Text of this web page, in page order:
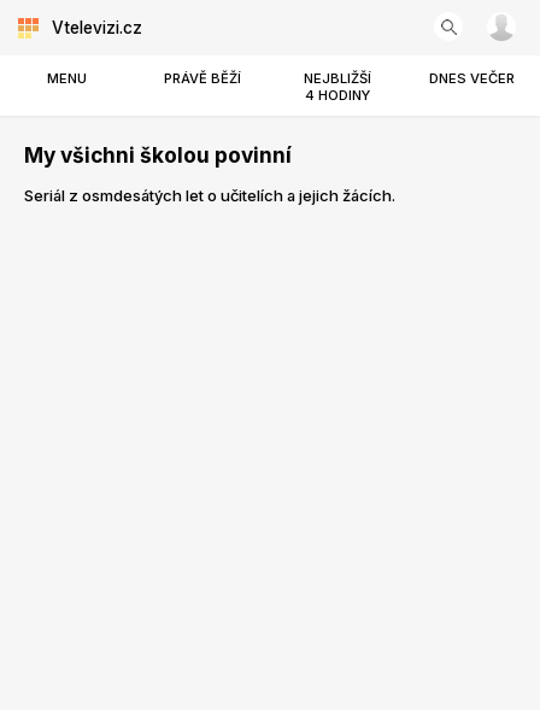
Vtelevizi.cz
MENU PRÁVĚ BĚŽÍ
NEJBLIŽŠÍ
4 HODINY
DNES VEČER
My všichni školou povinní
Seriál z osmdesátých let o učitelích a jejich žácích.